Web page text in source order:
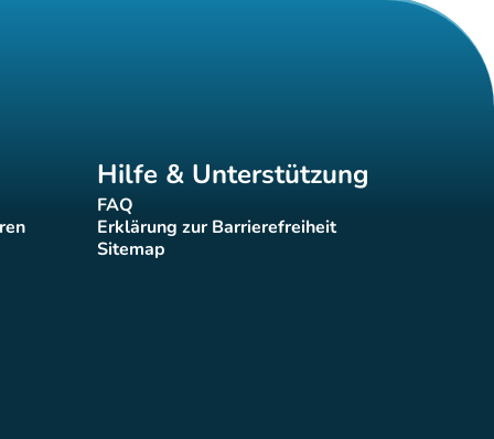
Hilfe & Unterstützung
FAQ(new tab)
Erklärung zur Barrierefreiheit
(new tab)
Sitemap(new tab)